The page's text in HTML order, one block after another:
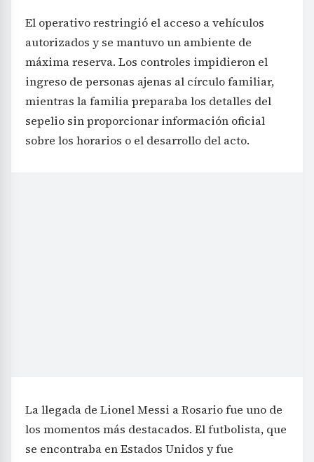
El operativo restringió el acceso a vehículos
autorizados y se mantuvo un ambiente de
máxima reserva. Los controles impidieron el
ingreso de personas ajenas al círculo familiar,
mientras la familia preparaba los detalles del
sepelio sin proporcionar información oficial
sobre los horarios o el desarrollo del acto.
La llegada de Lionel Messi a Rosario fue uno de
los momentos más destacados. El futbolista, que
se encontraba en Estados Unidos y fue